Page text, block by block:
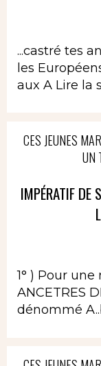
...castré tes
les
aux A Lire la
CES JEUNES
UN
IMPÉRATIF DE
1° ) Pour
ANCETRES
dénommé